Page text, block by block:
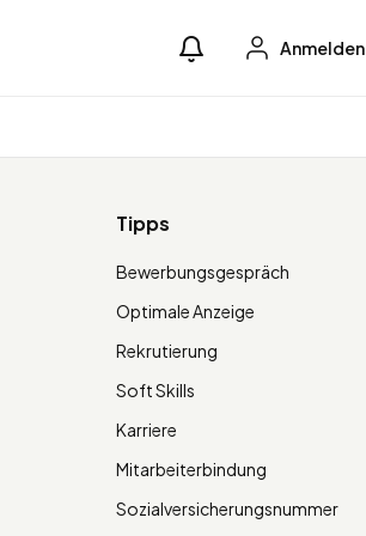
Anmelden
Tipps
Bewerbungsgespräch
Optimale Anzeige
Rekrutierung
Soft Skills
Karriere
Mitarbeiterbindung
Sozialversicherungsnummer